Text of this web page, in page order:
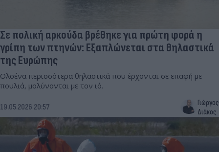
Σε πολική αρκούδα βρέθηκε για πρώτη φορά η
γρίπη των πτηνών: Εξαπλώνεται στα θηλαστικά
της Ευρώπης
Ολοένα περισσότερα θηλαστικά που έρχονται σε επαφή με
πουλιά, μολύνονται με τον ιό.
19.05.2026 20:57
Γιώργος
Διάκος